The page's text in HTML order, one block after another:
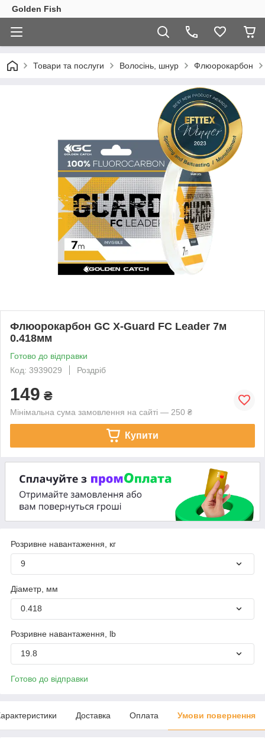
Golden Fish
Товари та послуги Волосінь, шнур Флюорокарбон
Флюорокарбон GC X-Guard FC Leader 7м
0.418мм
Готово до відправки
Код: 3939029
Роздріб
149 ₴
Мінімальна сума замовлення на сайті — 250 ₴
Купити
Розривне навантаження, кг
9
Діаметр, мм
0.418
Розривне навантаження, lb
19.8
Готово до відправки
Доставка Оплата Умови повернення